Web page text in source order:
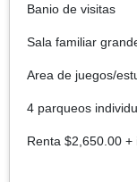
Banio de visitas
Sala familiar
Area de juegos/
4 parqueos
Renta $2,650.00